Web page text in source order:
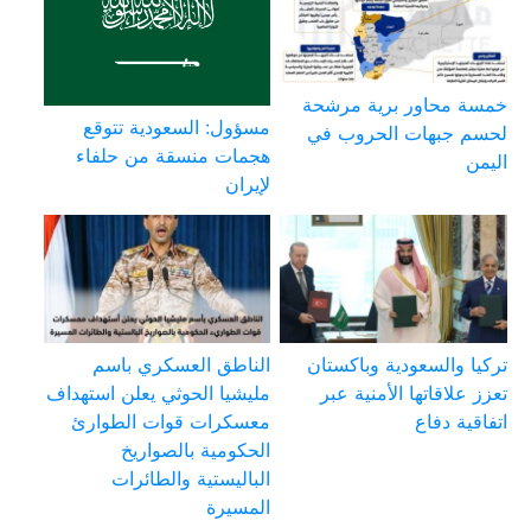
خمسة محاور برية مرشحة
لحسم جبهات الحروب في
اليمن
مسؤول: السعودية تتوقع
هجمات منسقة من حلفاء
لإيران
تركيا والسعودية وباكستان
تعزز علاقاتها الأمنية عبر
اتفاقية دفاع
الناطق العسكري باسم
مليشيا الحوثي يعلن استهداف
معسكرات قوات الطوارئ
الحكومية بالصواريخ
الباليستية والطائرات
المسيرة